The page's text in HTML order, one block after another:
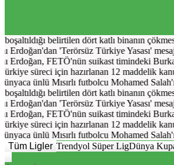
belirtilen dört katlı binanın
Erdoğan'dan 'Terörsüz Türkiye Yasası'
Erdoğan, FETÖ'nün suikast timindeki
süreci için hazırlanan 12 maddelik
ünlü Mısırlı futbolcu Mohamed
belirtilen dört katlı binanın
Erdoğan'dan 'Terörsüz Türkiye Yasası'
Erdoğan, FETÖ'nün suikast timindeki
süreci için hazırlanan 12 maddelik
ünlü Mısırlı futbolcu Mohamed
Tüm Ligler Trendyol Süper LigDünya